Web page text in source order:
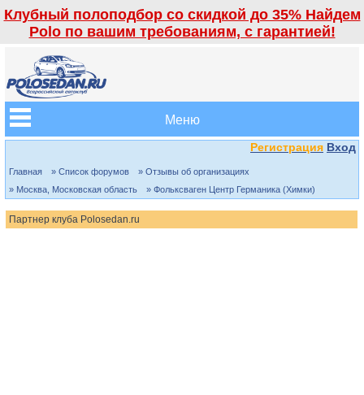
Клубный полоподбор со скидкой до 35% Найдем
Polo по вашим требованиям, с гарантией!
Меню
Регистрация Вход
Главная » Список форумов
» Отзывы об организациях
» Москва, Московская область
» Фольксваген Центр Германика (Химки)
Партнер клуба Polosedan.ru